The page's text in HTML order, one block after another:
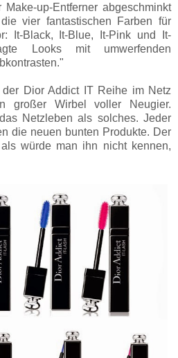
Make-up-Entferner abgeschminkt
vier fantastischen Farben für
It-Black, It-Blue, It-Pink und It-
Looks mit umwerfenden
Dior Addict IT Reihe im Netz
großer Wirbel voller Neugier.
Netzleben als solches. Jeder
die neuen bunten Produkte. Der
würde man ihn nicht kennen,